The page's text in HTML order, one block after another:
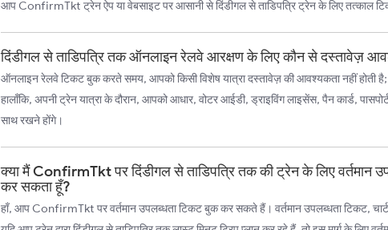
आप ConfirmTkt ट्रेन ऐप या वेबसाइट पर आसानी से दिंडीगल से ताडिपत्रि ट्रेन के लिए तत्काल
दिंडीगल से ताडिपत्रि तक ऑनलाइन रेलवे आरक्षण के लिए कौन से दस्तावेज़
ऑनलाइन रेलवे टिकट बुक करते समय, आपको किसी विशेष यात्रा दस्तावेज़ की आवश्यकता नहीं होती
हालाँकि, अपनी ट्रेन यात्रा के दौरान, आपको आधार, वोटर आईडी, ड्राइविंग लाइसेंस, पैन कार्ड,
साथ रखने होंगे।
क्या मैं ConfirmTkt पर दिंडीगल से ताडिपत्रि तक की ट्रेन के लिए वर्तमान
कर सकता हूँ?
हाँ, आप ConfirmTkt पर वर्तमान उपलब्धता टिकट बुक कर सकते हैं। वर्तमान उपलब्धता टिकट, चार्ट